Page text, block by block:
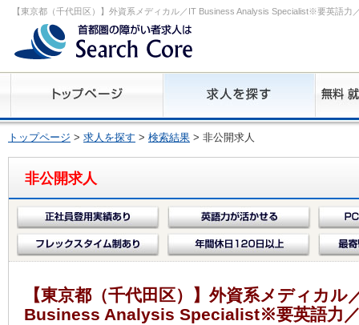
【東京都（千代田区）】外資系メディカル／IT Business Analysis Specialist※要英語力
トップページ > 求人を探す > 検索結果 > 非公開求人
非公開求人
【東京都（千代田区）】外資系メディカル
Business Analysis Specialist※要英語力